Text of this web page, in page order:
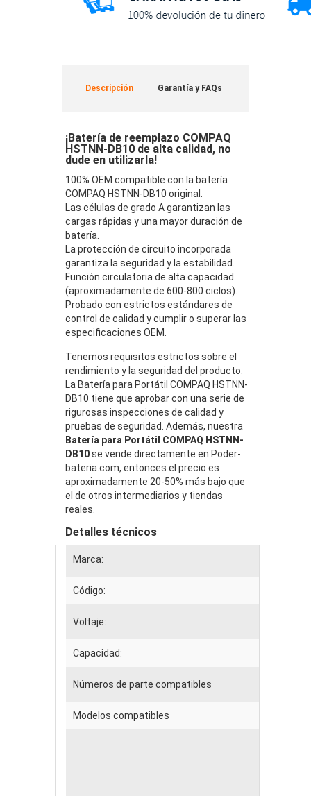
Descripción Garantía y FAQs
¡Batería de reemplazo COMPAQ
HSTNN-DB10 de alta calidad, no
dude en utilizarla!
100% OEM compatible con la batería
COMPAQ HSTNN-DB10 original.
Las células de grado A garantizan las
cargas rápidas y una mayor duración de
batería.
La protección de circuito incorporada
garantiza la seguridad y la estabilidad.
Función circulatoria de alta capacidad
(aproximadamente de 600-800 ciclos).
Probado con estrictos estándares de
control de calidad y cumplir o superar las
especificaciones OEM.
Tenemos requisitos estrictos sobre el
rendimiento y la seguridad del producto.
La Batería para Portátil COMPAQ HSTNN-
DB10 tiene que aprobar con una serie de
rigurosas inspecciones de calidad y
pruebas de seguridad. Además, nuestra
Batería para Portátil COMPAQ HSTNN-
DB10se vende directamente en Poder-
bateria.com, entonces el precio es
aproximadamente 20-50% más bajo que
el de otros intermediarios y tiendas
reales.
Detalles técnicos
Marca:
Código:
Voltaje:
Capacidad:
Números de parte compatibles
Modelos compatibles